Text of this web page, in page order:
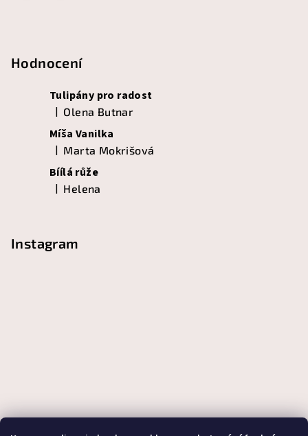
Hodnocení
Tulipány pro radost
Hodnocení produktu je 5 z 5 hvězdiček.
Olena Butnar
Míša Vanilka
Hodnocení produktu je 5 z 5 hvězdiček.
Marta Mokrišová
Bíílá růže
Hodnocení produktu je 5 z 5 hvězdiček.
Helena
Instagram